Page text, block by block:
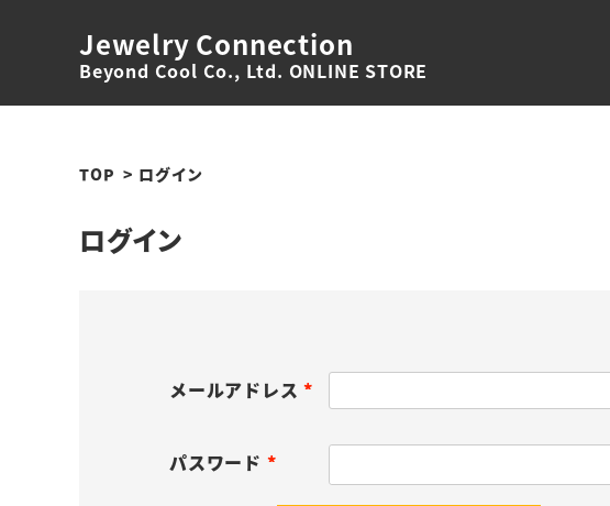
Jewelry Connection
Beyond Cool Co., Ltd. ONLINE STORE
TOP ログイン
ログイン
メールアドレス
パスワード